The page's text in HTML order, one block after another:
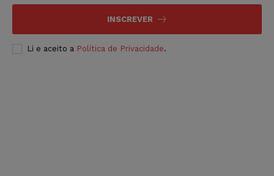
INSCREVER
Li e aceito a Política de Privacidade.